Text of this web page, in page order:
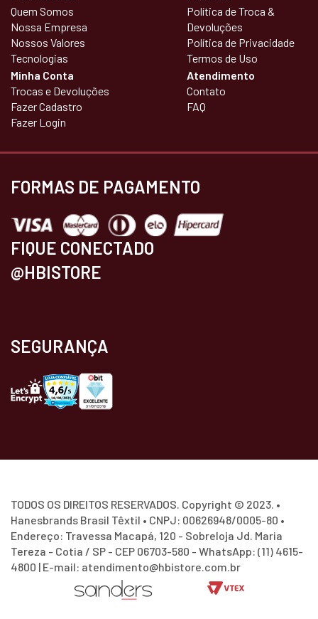
Quem Somos
Nossa Empresa
Nossos Valores
Tecnologias
Política de Troca &
Devoluções
Política de Privacidade
Termos de Uso
Minha Conta
Trocas e Devoluções
Fazer Cadastro
Fazer Login
Atendimento
Contato
FAQ
FORMAS DE PAGAMENTO
FIQUE CONECTADO
@HBISTORE
SEGURANÇA
TODOS OS DIREITOS RESERVADOS. Copyright © 2023. •
Hanesbrands Brasil Têxtil • CNPJ: 00626948/0005-80 •
Endereço: Travessa Macapá, 120 - Sobreloja Jd. Maria
Tereza - Cotia / SP - CEP 06703-580 - WhatsApp: (11) 4615-
4800 | E-mail: atendimento@hbistore.com.br